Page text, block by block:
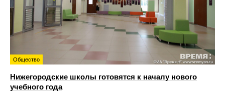
Общество
Нижегородские школы готовятся к началу нового
учебного года